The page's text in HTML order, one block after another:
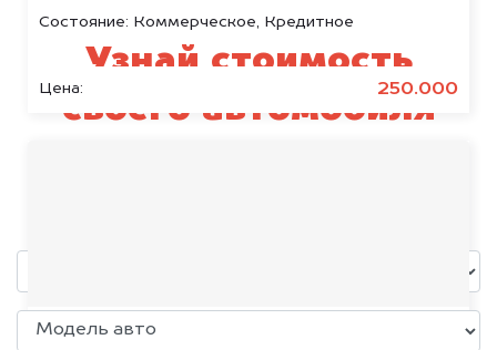
Состояние: Коммерческое, Кредитное
Цена: 250.000
KIA K5, 2020
Узнай стоимость
своего автомобиля